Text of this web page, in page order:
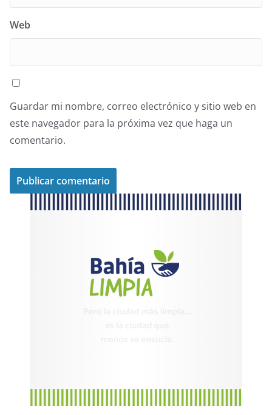
Web
Guardar mi nombre, correo electrónico y sitio web en
este navegador para la próxima vez que haga un
comentario.